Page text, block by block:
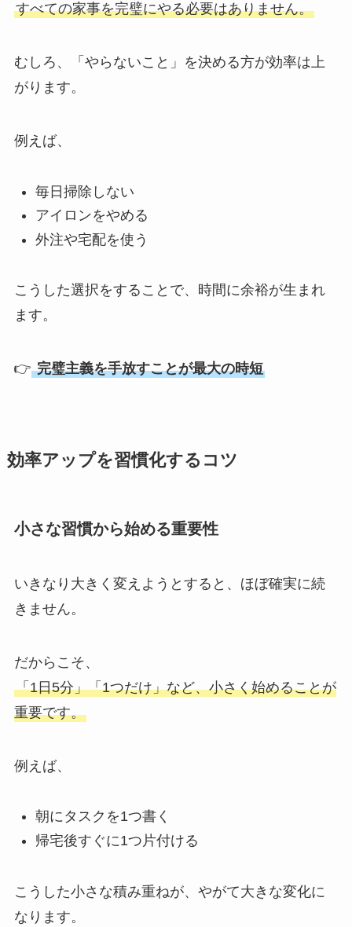
すべての家事を完璧にやる必要はありません。
むしろ、「やらないこと」を決める方が効率は上
がります。
例えば、
毎日掃除しない
アイロンをやめる
外注や宅配を使う
こうした選択をすることで、時間に余裕が生まれ
ます。
👉 完璧主義を手放すことが最大の時短
効率アップを習慣化するコツ
小さな習慣から始める重要性
いきなり大きく変えようとすると、ほぼ確実に続
きません。
だからこそ、
「1日5分」「1つだけ」など、小さく始めることが
重要です。
例えば、
朝にタスクを1つ書く
帰宅後すぐに1つ片付ける
こうした小さな積み重ねが、やがて大きな変化に
なります。